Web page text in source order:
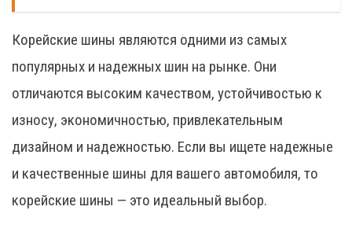
Корейские шины являются одними из самых
популярных и надежных шин на рынке. Они
отличаются высоким качеством, устойчивостью к
износу, экономичностью, привлекательным
дизайном и надежностью. Если вы ищете надежные
и качественные шины для вашего автомобиля, то
корейские шины — это идеальный выбор.